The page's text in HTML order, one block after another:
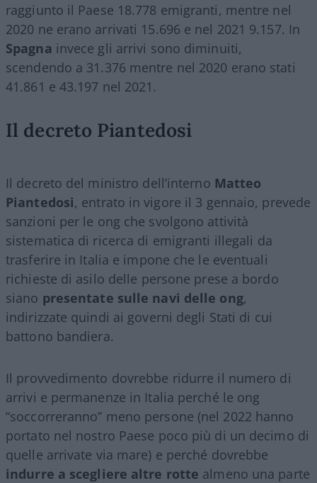
raggiunto il Paese 18.778 emigranti, mentre nel
2020 ne erano arrivati 15.696 e nel 2021 9.157. In
Spagna invece gli arrivi sono diminuiti,
scendendo a 31.376 mentre nel 2020 erano stati
41.861 e 43.197 nel 2021.
Il decreto Piantedosi
Il decreto del ministro dell’interno Matteo
Piantedosi, entrato in vigore il 3 gennaio, prevede
sanzioni per le ong che svolgono attività
sistematica di ricerca di emigranti illegali da
trasferire in Italia e impone che le eventuali
richieste di asilo delle persone prese a bordo
siano presentate sulle navi delle ong,
indirizzate quindi ai governi degli Stati di cui
battono bandiera.
Il provvedimento dovrebbe ridurre il numero di
arrivi e permanenze in Italia perché le ong
“soccorreranno” meno persone (nel 2022 hanno
portato nel nostro Paese poco più di un decimo di
quelle arrivate via mare) e perché dovrebbe
indurre a scegliere altre rotte almeno una parte